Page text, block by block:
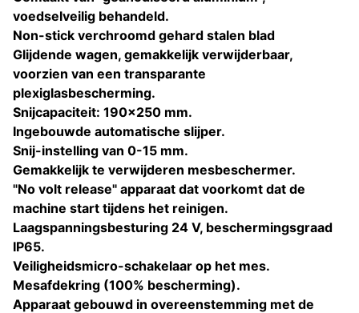
voedselveilig behandeld.
Non-stick verchroomd gehard stalen blad
Glijdende wagen, gemakkelijk verwijderbaar,
voorzien van een transparante
plexiglasbescherming.
Snijcapaciteit: 190x250 mm.
Ingebouwde automatische slijper.
Snij-instelling van 0-15 mm.
Gemakkelijk te verwijderen mesbeschermer.
"No volt release" apparaat dat voorkomt dat de
machine start tijdens het reinigen.
Laagspanningsbesturing 24 V, beschermingsgraad
IP65.
Veiligheidsmicro-schakelaar op het mes.
Mesafdekring (100% bescherming).
Apparaat gebouwd in overeenstemming met de